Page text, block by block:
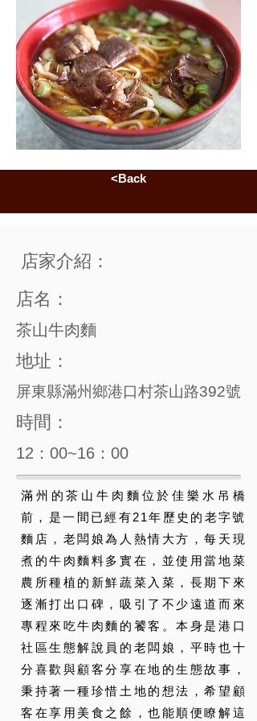
<Back
店家介紹：
店名：
茶山牛肉麵
地址：
屏東縣滿州鄉港口村茶山路392號
時間：
12：00~16：00
滿州的茶山牛肉麵位於佳樂水吊橋
前，是一間已經有21年歷史的老字號
麵店，老闆娘為人熱情大方，每天現
煮的牛肉麵料多實在，並使用當地菜
農所種植的新鮮蔬菜入菜，長期下來
逐漸打出口碑，吸引了不少遠道而來
專程來吃牛肉麵的饕客。本身是港口
社區生態解說員的老闆娘，平時也十
分喜歡與顧客分享在地的生態故事，
秉持著一種珍惜土地的想法，希望顧
客在享用美食之餘，也能順便瞭解這